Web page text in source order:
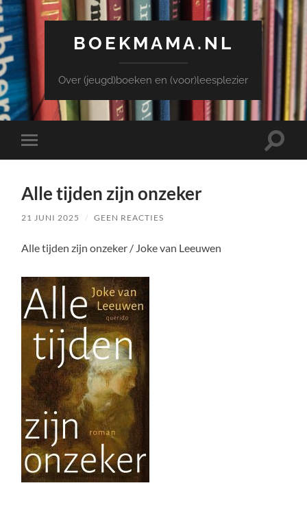
BOEKMAMA.NL
Over (jeugd)boeken en (voor)leesplezier
Toggle
mobiel
Toggle
Alle tijden zijn onzeker
21 JUNI 2025 / GEEN REACTIES
Alle tijden zijn onzeker / Joke van Leeuwen